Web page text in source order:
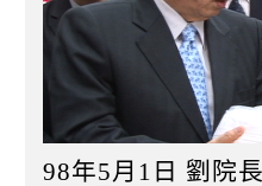
98年5月1日 劉院